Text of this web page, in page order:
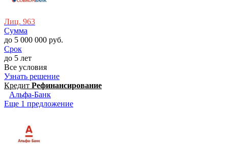
Лиц. 963
Сумма
до 5 000 000 руб.
Срок
до 5 лет
Все условия
Узнать решение
Кредит Рефинансирование
Альфа-Банк
Еще 1 предложение